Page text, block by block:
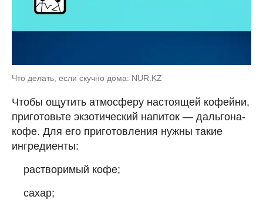
Что делать, если скучно дома: NUR.KZ
Чтобы ощутить атмосферу настоящей кофейни,
приготовьте экзотический напиток — дальгона-
кофе. Для его приготовления нужны такие
ингредиенты:
растворимый кофе;
сахар;